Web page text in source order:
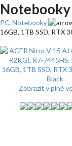
PC, Notebooky
16GB, 1TB SSD, RTX
Zobrazit v plné